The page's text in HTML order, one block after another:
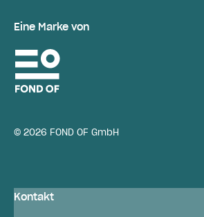
Eine Marke von
© 2026 FOND OF GmbH
Kontakt